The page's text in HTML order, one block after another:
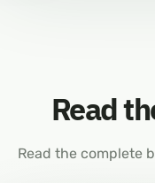
Read
Read the complete